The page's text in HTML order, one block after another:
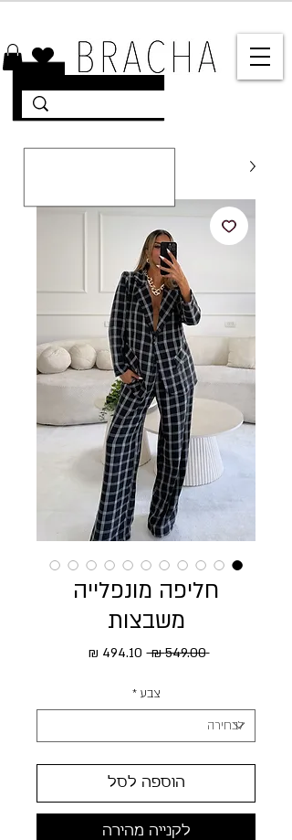
חליפה מונפלייה
משבצות
‏549.00 ‏₪ מחיר רגיל
צבע *
הוספה לסל
לקנייה מהירה